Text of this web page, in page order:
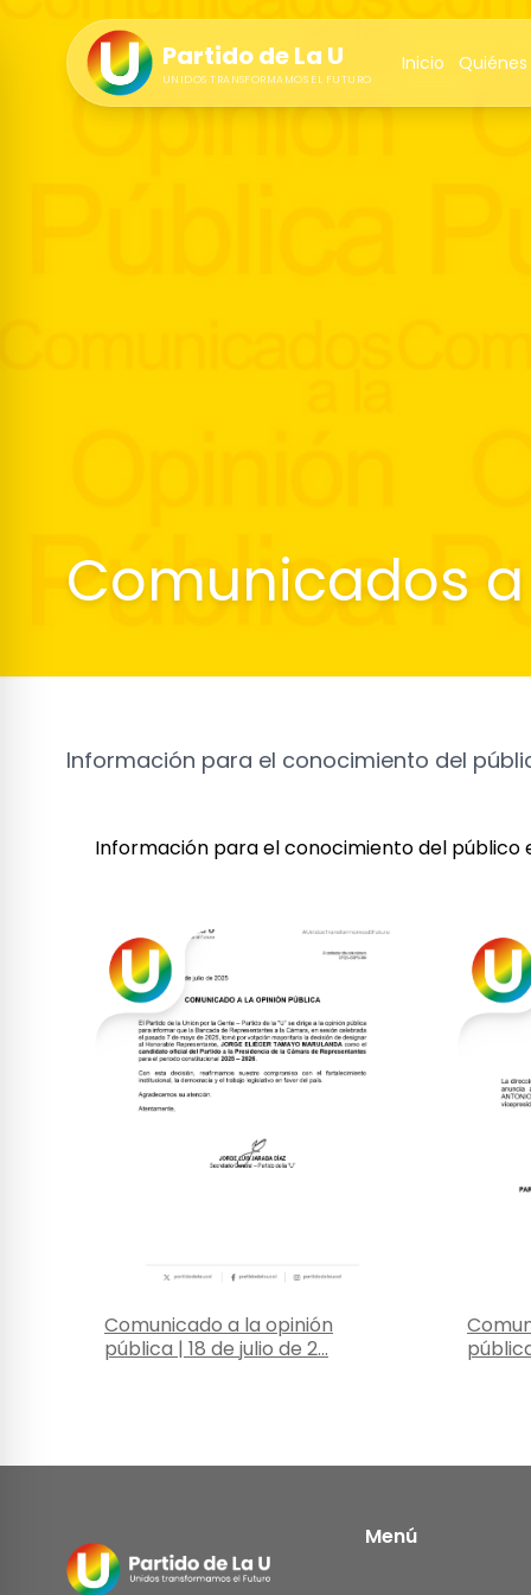
Partido de La U
UNIDOS TRANSFORMAMOS EL FUTURO
Inicio
Comunicados
Información para el conocimiento del
Información para el conocimiento del público
SABER MÁS ↗
Comunicado a la opinión
pública | 18 de julio de 2...
Menú